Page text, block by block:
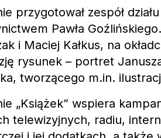
przygotował zespół
Pawła
i Maciej Kałkus, na
rysunek – portret
tworzącego m.in.
„Książek” wspiera
telewizyjnych, radiu,